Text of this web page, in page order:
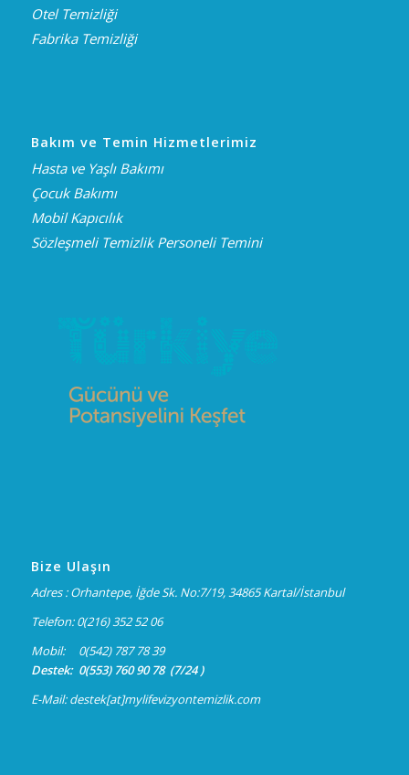
Otel Temizliği
Fabrika Temizliği
Bakım ve Temin Hizmetlerimiz
Hasta ve Yaşlı Bakımı
Çocuk Bakımı
Mobil Kapıcılık
Sözleşmeli Temizlik Personeli Temini
Bize Ulaşın
Adres : Orhantepe, İğde Sk. No:7/19, 34865 Kartal/İstanbul
Telefon: 0(216) 352 52 06
Mobil: 0(542) 787 78 39
Destek: 0(553) 760 90 78 (7/24 )
E-Mail: destek[at]mylifevizyontemizlik.com